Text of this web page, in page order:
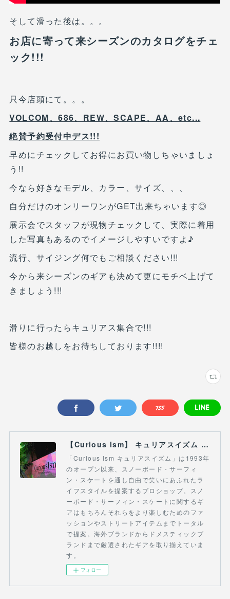
そして滑った後は。。。
お店に寄って来シーズンのカタログをチェ
ック!!!
只今店頭にて。。。
VOLCOM、686、REW、SCAPE、AA、etc...
絶賛予約受付中デス!!!
早めにチェックしてお得にお買い物しちゃいましょ
う!!
今なら好きなモデル、カラー、サイズ、、、
自分だけのオンリーワンがGET出来ちゃいます◎
展示会でスタッフが現物チェックして、実際に着用
した写真もあるのでイメージしやすいですよ♪
流行、サイジング何でもご相談ください!!!
今から来シーズンのギアも決めて更にモチベ上げて
きましょう!!!
滑りに行ったらキュリアス集合で!!!
皆様のお越しをお待ちしております!!!!
【Curious Ism】 キュリアスイズム l スノーボードショップ サーフショップ 福島県 会津若松市 郡山市 通販
「Curious Ism キュリアスイズム」は1993年
のオープン以来、スノーボード・サーフィ
ン・スケートを通し自由で笑いにあふれたラ
イフスタイルを提案するプロショップ。スノ
ーボード・サーフィン・スケートに関するギ
アはもちろんそれらをより楽しむためのファ
ッションやストリートアイテムまでトータル
で提案。海外ブランドからドメスティックブ
ランドまで厳選されたギアを取り揃えていま
す。
フォロー